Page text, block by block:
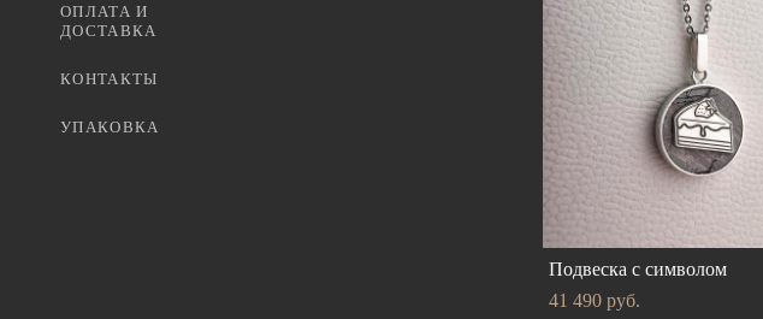
ОПЛАТА И
ДОСТАВКА
КОНТАКТЫ
УПАКОВКА
Подвеска с символом
41 490 pуб.